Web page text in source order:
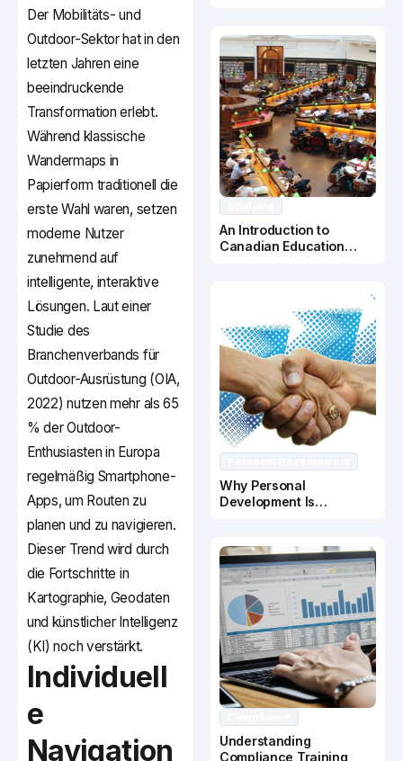
Der Mobilitäts- und
Outdoor-Sektor hat in den
letzten Jahren eine
beeindruckende
Transformation erlebt.
Während klassische
Wandermaps in
Papierform traditionell die
erste Wahl waren, setzen
moderne Nutzer
zunehmend auf
intelligente, interaktive
Lösungen. Laut einer
Studie des
Branchenverbands für
Outdoor-Ausrüstung (OIA,
2022) nutzen mehr als 65
% der Outdoor-
Enthusiasten in Europa
regelmäßig Smartphone-
Apps, um Routen zu
planen und zu navigieren.
Dieser Trend wird durch
die Fortschritte in
Kartographie, Geodaten
und künstlicher Intelligenz
(KI) noch verstärkt.
Individuell
e
Navigation
An Introduction to
Canadian Education
Why Personal
Development Is
Understanding
Compliance Training